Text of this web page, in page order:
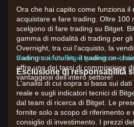
Ora che hai capito come funziona il
acquistare e fare trading. Oltre 100
scelgono di fare trading su Bitget.
gamma di modalità di trading per
Overnight, tra cui l'acquisto, la
trading sui futures, il trading on-
offre uno dei tassi di commissione
vantaggiosi dell'intero settore!
Crea un conto Bitget gratuito e
Esclusione di responsabilità
L'analisi di cui sopra si basa sui
reale e sugli indicatori tecnici di
dal team di ricerca di Bitget. Le
fornite solo a scopo di riferimento e
consiglio di investimento. I prezzi